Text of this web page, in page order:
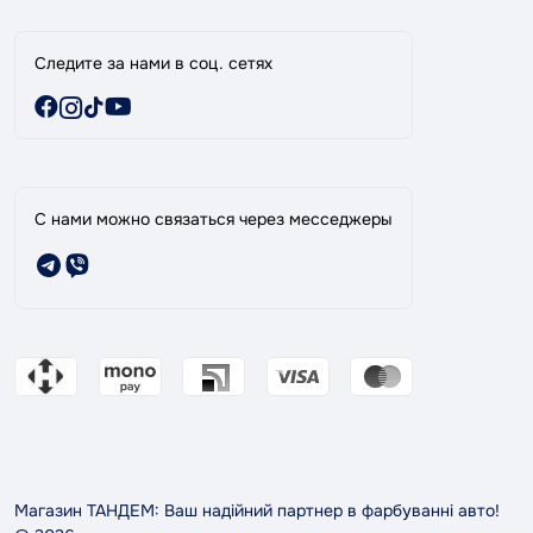
Следите за нами в соц. сетях
С нами можно связаться через месседжеры
Магазин ТАНДЕМ: Ваш надійний партнер в фарбуванні авто!